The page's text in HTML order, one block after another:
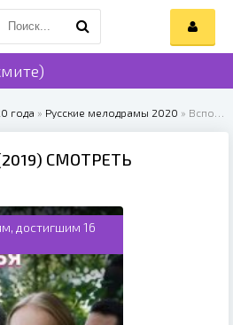
года » Русские мелодрамы 2020 » Вспоминая тебя (2019)
СМОТРЕТЬ
достигшим 16